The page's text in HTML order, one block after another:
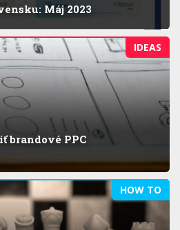
Máj 2023
IDEAS
brandové PPC
HOW TO